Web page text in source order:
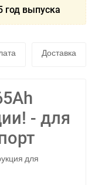
год выпуска
Доставка
- для
для